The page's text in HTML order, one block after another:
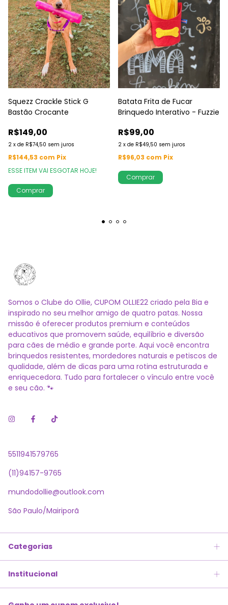
Squezz Crackle Stick G
Bastão Crocante
R$149,00
2 x de R$74,50 sem juros
R$144,53 com Pix
ESSE ITEM VAI ESGOTAR HOJE!
Comprar
Batata Frita de Fucar
Brinquedo Interativo - Fuzzie
R$99,00
2 x de R$49,50 sem juros
R$96,03 com Pix
Somos o Clube do Ollie, CUPOM OLLIE22 criado pela Bia e
inspirado no seu melhor amigo de quatro patas. Nossa
missão é oferecer produtos premium e conteúdos
educativos que promovem saúde, equilíbrio e diversão
para cães de médio e grande porte. Aqui você encontra
brinquedos resistentes, mordedores naturais e petiscos de
qualidade, além de dicas para uma rotina estruturada e
enriquecedora. Tudo para fortalecer o vínculo entre você
e seu cão. 🐾
5511941579765
(11)94157-9765
mundodollie@outlook.com
São Paulo/Mairiporã
Categorias
Institucional